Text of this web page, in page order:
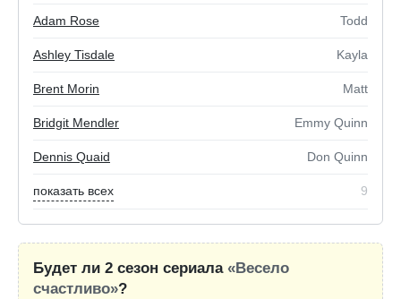
Adam Rose Todd
Ashley Tisdale Kayla
Brent Morin Matt
Bridgit Mendler Emmy Quinn
Dennis Quaid Don Quinn
показать всех 9
Будет ли 2 сезон сериала «Весело
счастливо»?